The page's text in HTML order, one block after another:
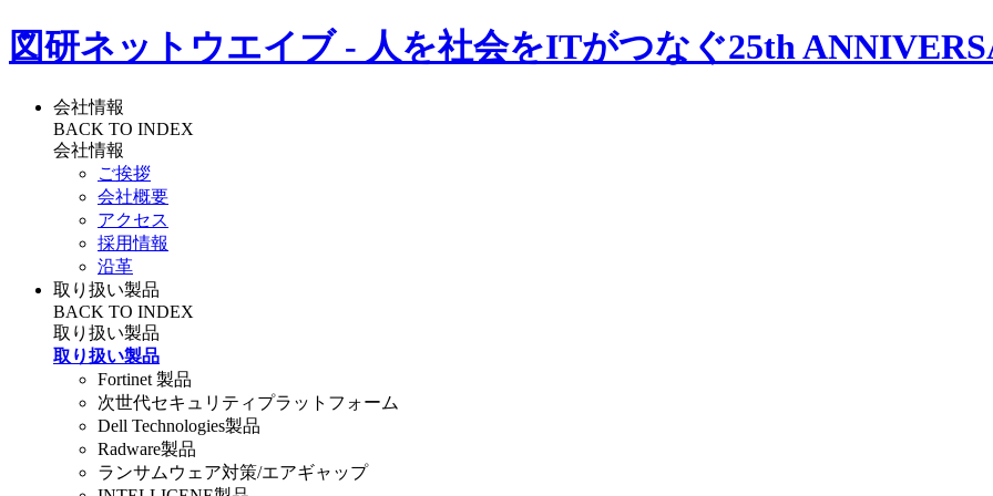
図研ネットウエイブ - 人を社会をITがつなぐ25th
会社情報
BACK TO INDEX
会社情報
ご挨拶
会社概要
アクセス
採用情報
沿革
取り扱い製品
BACK TO INDEX
取り扱い製品
取り扱い製品
Fortinet 製品
次世代セキュリティプラットフォーム
Dell Technologies製品
Radware製品
ランサムウェア対策/エアギャップ